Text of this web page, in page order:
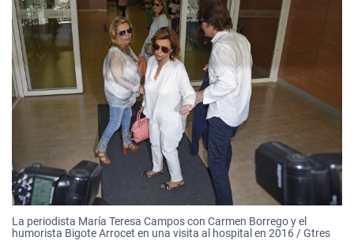
La periodista María Teresa Campos con Carmen Borrego y el
humorista Bigote Arrocet en una visita al hospital en 2016 / Gtres